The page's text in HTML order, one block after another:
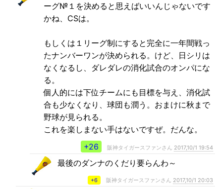
ーグ№１を決めると思えばいいんじゃないです
かね、CSは。
もしくは１リーグ制にすると完全に一年間戦っ
たナンバーワンが決められる。けど、日シリは
なくなるし、ダレダレの消化試合のオンパにな
る。
個人的には下位チームにも目標を与え、消化試
合も少なくなり、球団も潤う。おまけに秋まで
野球が見られる。
これを楽しまない手はないですぜ。だんな。
+26
阪神タイガースファンさん 2017,10/1 19:54
最後のダンナのくだり要らんわ～
+6 阪神タイガースファンさん 2017,10/1 20:03